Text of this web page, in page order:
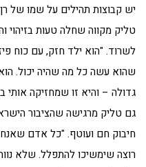
יש קבוצות תהילים על שמו של
טליק מקווה שחלה טעות בזיהוי
לשרוד. "הוא ילד חזק, עם כוח
שהוא עשה כל מה שהיה יכול.
גדולה – והיא זו שמחזיקה אותי
גם טליק מרגישה שהציבור
חיבוק חם ועוטף. "כל אדם
רוצה שימשיכו להתפלל. שלא